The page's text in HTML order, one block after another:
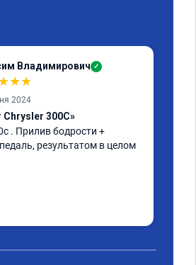
Владимирович ✓
★★
2024
300C»
. Прилив бодрости +
результатом в целом